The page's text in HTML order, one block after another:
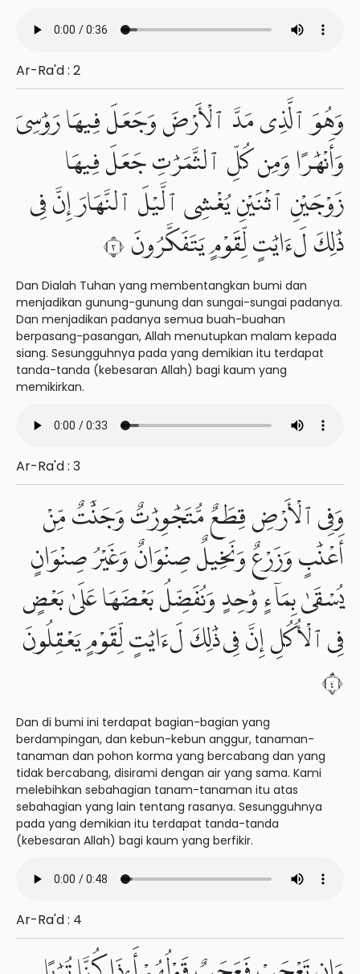
Ar-Ra'd : 2
وَهُوَ ٱلَّذِى مَدَّ ٱلْأَرْضَ وَجَعَلَ فِيهَا رَوَٰسِىَ
وَأَنْهَٰرًا وَمِن كُلِّ ٱلثَّمَرَٰتِ جَعَلَ فِيهَا
زَوْجَيْنِ ٱثْنَيْنِ يُغْشِى ٱلَّيْلَ ٱلنَّهَارَ إِنَّ فِى
ذَٰلِكَ لَءَايَٰتٍ لِّقَوْمٍ يَتَفَكَّرُونَ ٣
Dan Dialah Tuhan yang membentangkan bumi dan
menjadikan gunung-gunung dan sungai-sungai padanya.
Dan menjadikan padanya semua buah-buahan
berpasang-pasangan, Allah menutupkan malam kepada
siang. Sesungguhnya pada yang demikian itu terdapat
tanda-tanda (kebesaran Allah) bagi kaum yang
memikirkan.
Ar-Ra'd : 3
وَفِى ٱلْأَرْضِ قِطَعٌ مُّتَجَٰوِرَٰتٌ وَجَنَّٰتٌ مِّنْ
أَعْنَٰبٍ وَزَرْعٌ وَنَخِيلٌ صِنْوَانٌ وَغَيْرُ صِنْوَانٍ
يُسْقَىٰ بِمَآءٍ وَٰحِدٍ وَنُفَضِّلُ بَعْضَهَا عَلَىٰ بَعْضٍ
فِى ٱلْأُكُلِ إِنَّ فِى ذَٰلِكَ لَءَايَٰتٍ لِّقَوْمٍ يَعْقِلُونَ
٤
Dan di bumi ini terdapat bagian-bagian yang
berdampingan, dan kebun-kebun anggur, tanaman-
tanaman dan pohon korma yang bercabang dan yang
tidak bercabang, disirami dengan air yang sama. Kami
melebihkan sebahagian tanam-tanaman itu atas
sebahagian yang lain tentang rasanya. Sesungguhnya
pada yang demikian itu terdapat tanda-tanda
(kebesaran Allah) bagi kaum yang berfikir.
Ar-Ra'd : 4